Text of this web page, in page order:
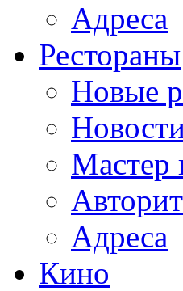
Адреса
Рестораны
Новые
Мастер
Адреса
Кино